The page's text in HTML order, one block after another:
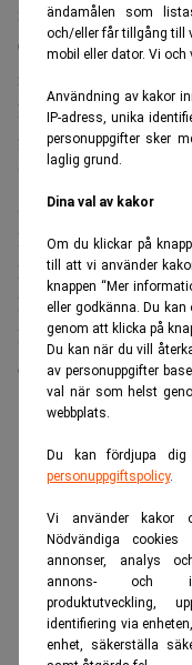
ändamålen som
och/eller får tillgång till
mobil eller dator. Vi och
Användning av kakor
IP-adress, unika
personuppgifter sker
laglig grund.
Dina val av kakor
Om du klickar på
till att vi använder
knappen “Mer
eller godkänna. Du
genom att klicka på
Du kan när du vill
av personuppgifter
val när som helst
webbplats.
Du kan fördjupa
personuppgiftspolicy.
Vi använder kakor
Nödvändiga
annonser, analys
annons- och
produktutveckling,
identifiering via
enhet, säkerställa
nettoomsättning och
Celemi som
respektive 27 miljoner
Försäljningen ska
2019, enligt förslaget.
Under stämman ska
Styrelsen föreslår
Björkman, Bengt
McPhee och Patrik
Browall. Mathias
Patrik Tigerschiöld
ordförande.
ANNONS